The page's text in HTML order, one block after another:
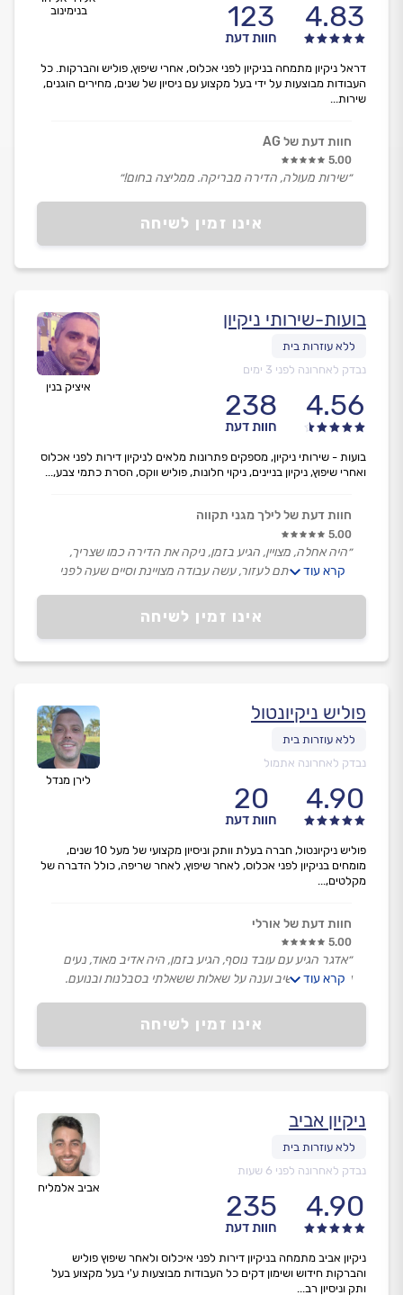
בנימינוב
4.83
123
חוות דעת
אינו זמין לשיחה
דראל ניקיון מתמחה בניקיון לפני אכלוס, אחרי שיפוץ, פוליש והברקות. כל
העבודות מבוצעות על ידי בעל מקצוע עם ניסיון של שנים, מחירים הוגנים,
שירות...
חוות דעת של AG
5.00
״שירות מעולה, הדירה מבריקה. ממליצה בחום!״
איציק בנין
בועות-שירותי ניקיון
נבדק לאחרונה לפני 3 ימים
4.56
238
חוות דעת
אינו זמין לשיחה
בועות - שירותי ניקיון, מספקים פתרונות מלאים לניקיון דירות לפני אכלוס
ואחרי שיפוץ, ניקיון בניינים, ניקוי חלונות, פוליש ווקס, הסרת כתמי צבע,...
חוות דעת של לילך מגני תקווה
5.00
״היה אחלה, מצויין, הגיע בזמן, ניקה את הדירה כמו שצריך,
הציל אותי, נרתם לעזור, עשה עבודה מצויינת וסיים שעה לפני
קרא עוד
לירן מנדל
פוליש ניקיונטול
נבדק לאחרונה אתמול
4.90
20
חוות דעת
אינו זמין לשיחה
פוליש ניקיונטול, חברה בעלת וותק וניסיון מקצועי של מעל 10 שנים,
מומחים בניקיון לפני אכלוס, לאחר שיפוץ, לאחר שריפה, כולל הדברה של
מקלטים,...
חוות דעת של אורלי
5.00
״אדגר הגיע עם עובד נוסף, הגיע בזמן, היה אדיב מאוד, נעים
ומקצועי. הקשיב וענה על שאלות ששאלתי בסבלנות ובנועם.
קרא עוד
אביב אלמליח
ניקיון אביב
נבדק לאחרונה לפני 6 שעות
4.90
235
חוות דעת
ניקיון אביב מתמחה בניקיון דירות לפני איכלוס ולאחר שיפוץ פוליש
והברקות חידוש ושימון דקים כל העבודות מבוצעות ע'י בעל מקצוע בעל
ותק וניסיון רב...